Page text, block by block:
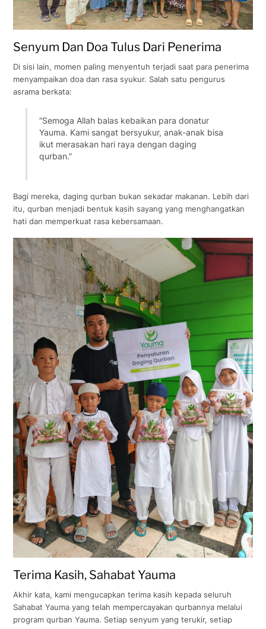
Senyum Dan Doa Tulus Dari Penerima
Di sisi lain, momen paling menyentuh terjadi saat para penerima
menyampaikan doa dan rasa syukur. Salah satu pengurus
asrama berkata:
“Semoga Allah balas kebaikan para donatur
Yauma. Kami sangat bersyukur, anak-anak bisa
ikut merasakan hari raya dengan daging
qurban.”
Bagi mereka, daging qurban bukan sekadar makanan. Lebih dari
itu, qurban menjadi bentuk kasih sayang yang menghangatkan
hati dan memperkuat rasa kebersamaan.
Terima Kasih, Sahabat Yauma
Akhir kata, kami mengucapkan terima kasih kepada seluruh
Sahabat Yauma yang telah mempercayakan qurbannya melalui
program qurban Yauma. Setiap senyum yang terukir, setiap